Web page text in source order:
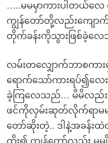
…..မမမှာကားပါတယ်လေ
ကျွန်တော်တို့လည်းကျောက်
တိုက်ခန်းကိုသွားဖြစ်ခဲ့လ
လမ်းတလျှောက်ဘာစကား
ရောက်သော်ကားရပ်၍လ
ခဲ့ကြလေသည်… မိမိလည်းလှ
ဖင်ကိုလှမ်းဆုတ်လိုက်ရာမမ
တော်ဆိုးတဲ့.. ဒါနဲ့အခန်းထဲဝ
ထိုး၍ ကျွန်တော်လည်း မမ